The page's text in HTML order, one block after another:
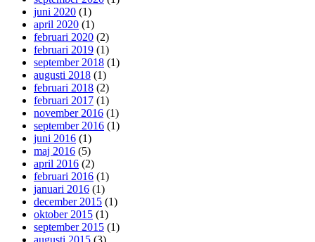
juni 2020 (1)
april 2020 (1)
februari 2020 (2)
februari 2019 (1)
september 2018 (1)
augusti 2018 (1)
februari 2018 (2)
februari 2017 (1)
november 2016 (1)
september 2016 (1)
juni 2016 (1)
maj 2016 (5)
april 2016 (2)
februari 2016 (1)
januari 2016 (1)
december 2015 (1)
oktober 2015 (1)
september 2015 (1)
augusti 2015 (3)